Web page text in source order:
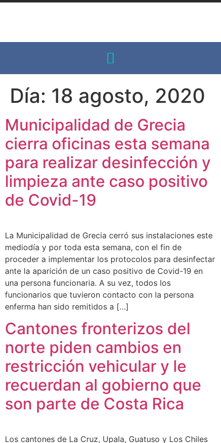
Día: 18 agosto, 2020
Municipalidad de Grecia
cierra oficinas esta semana
para realizar desinfección y
limpieza ante caso positivo
de Covid-19
La Municipalidad de Grecia cerró sus instalaciones este
mediodía y por toda esta semana, con el fin de
proceder a implementar los protocolos para desinfectar
ante la aparición de un caso positivo de Covid-19 en
una persona funcionaria. A su vez, todos los
funcionarios que tuvieron contacto con la persona
enferma han sido remitidos a […]
Cantones fronterizos del
norte piden cambios en
restricción vehicular y le
recuerdan al gobierno que
son parte de Costa Rica
Los cantones de La Cruz, Upala, Guatuso y Los Chiles